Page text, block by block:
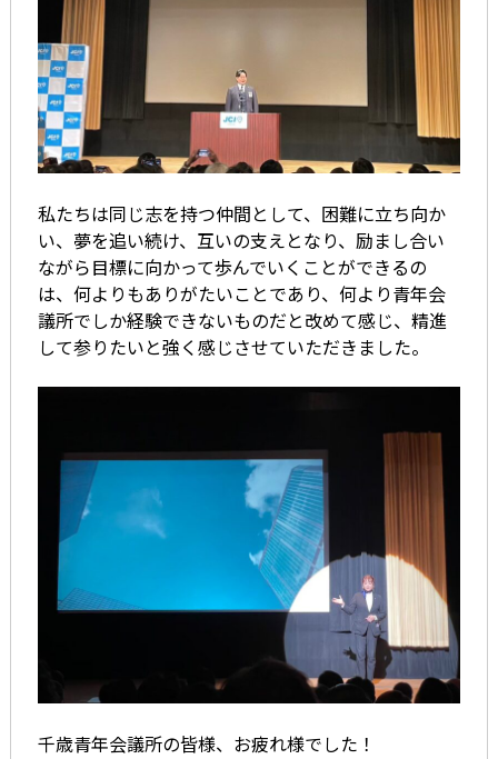
私たちは同じ志を持つ仲間として、困難に立ち向か
い、夢を追い続け、互いの支えとなり、励まし合い
ながら目標に向かって歩んでいくことができるの
は、何よりもありがたいことであり、何より青年会
議所でしか経験できないものだと改めて感じ、精進
して参りたいと強く感じさせていただきました。
千歳青年会議所の皆様、お疲れ様でした！